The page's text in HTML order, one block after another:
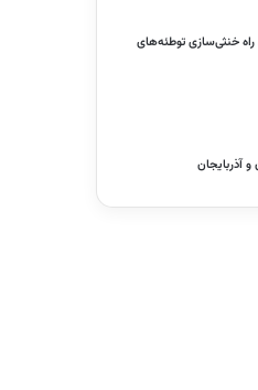
خنثی‌سازی توطئه‌های
آذربایجان